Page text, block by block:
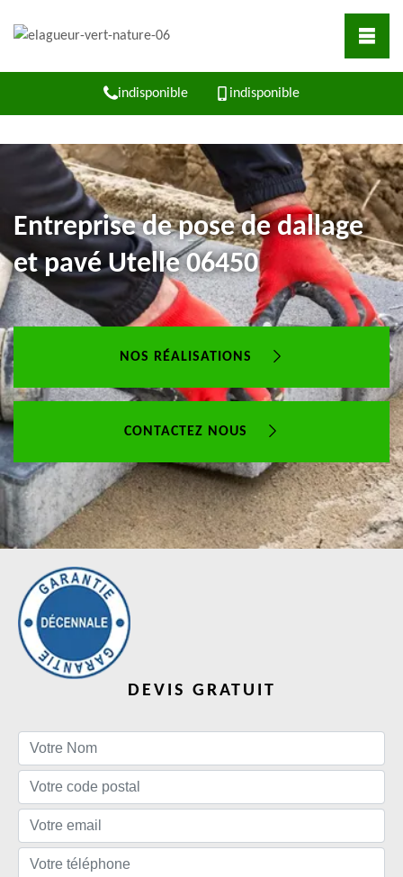
indisponible indisponible
Entreprise de pose de dallage
et pavé Utelle 06450
NOS RÉALISATIONS
CONTACTEZ NOUS
DEVIS GRATUIT